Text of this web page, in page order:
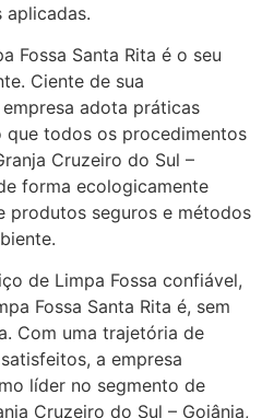
aplicadas.
Fossa Santa Rita é o seu
Ciente de sua
adota práticas
que todos os procedimentos
Cruzeiro do Sul –
forma ecologicamente
produtos seguros e métodos
de Limpa Fossa confiável,
Fossa Santa Rita é, sem
Com uma trajetória de
a empresa
líder no segmento de
Cruzeiro do Sul – Goiânia,